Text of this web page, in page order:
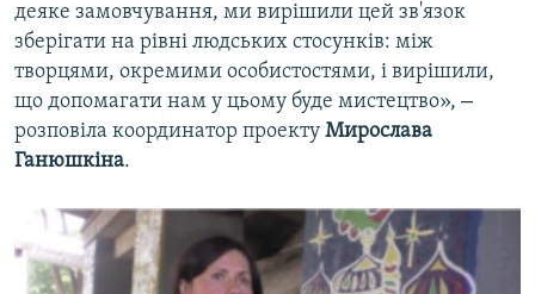
деяке замовчування, ми вирішили цей зв'язок
зберігати на рівні людських стосунків: між
творцями, окремими особистостями, і вирішили,
що допомагати нам у цьому буде мистецтво», –
розповіла координатор проекту Мирослава
Ганюшкіна.